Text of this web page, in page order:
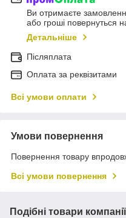
Ви отримаєте
або гроші повернуться
Детальніше
Післяплата
Оплата за реквізитами
Всі умови оплати
Умови повернення
Повернення товару
Всі умови повернення
Подібні товари компанії